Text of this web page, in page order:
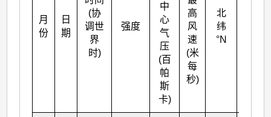
月
份
日
期
(协
调世
界
时)
强度
中
心
气
压
(百
帕
斯
卡)
高
风
速
(米
每
秒)
北
纬
°N